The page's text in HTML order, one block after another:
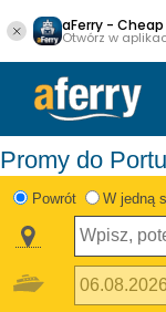
aFerry -
Otwórz w
Promy do
Powrót W jedną